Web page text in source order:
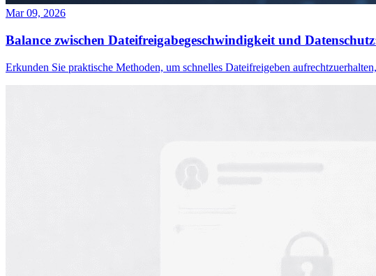
Mar 09, 2026
Balance zwischen Dateifreigabegeschwindigkeit und
Erkunden Sie praktische Methoden, um schnelles Dateifreigeben